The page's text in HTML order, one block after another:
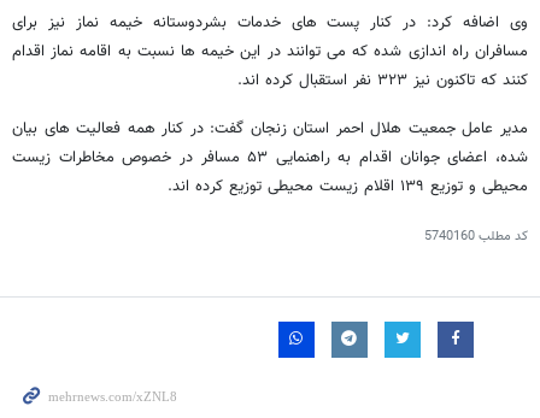
وی اضافه کرد: در کنار پست های خدمات بشردوستانه خیمه نماز نیز برای
مسافران راه اندازی شده که می توانند در این خیمه ها نسبت به اقامه نماز اقدام
کنند که تاکنون نیز ۳۲۳ نفر استقبال کرده اند.
مدیر عامل جمعیت هلال احمر استان زنجان گفت: در کنار همه فعالیت های بیان
شده، اعضای جوانان اقدام به راهنمایی ۵۳ مسافر در خصوص مخاطرات زیست
محیطی و توزیع ۱۳۹ اقلام زیست محیطی توزیع کرده اند.
کد مطلب5740160